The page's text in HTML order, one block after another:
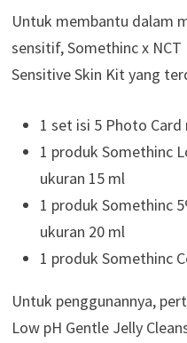
Untuk membantu dalam
sensitif, Somethinc x
Sensitive Skin Kit yang
1 set isi 5 Photo Card
1 produk Somethinc
ukuran 15 ml
1 produk Somethinc
ukuran 20 ml
1 produk Somethinc
Untuk penggunannya,
Low pH Gentle Jelly